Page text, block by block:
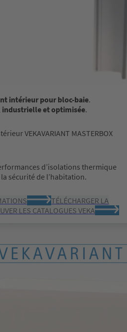
intérieur pour bloc-baie.
industrielle et optimisée.
VEKAVARIANT MASTERBOX
d’isolations thermique
sécurité de l’habitation.
TÉLÉCHARGER LA
LES CATALOGUES VEKA